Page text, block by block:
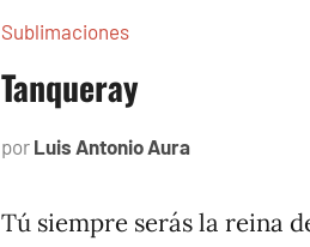
Sublimaciones
Tanqueray
por Luis Antonio Auradiciembre
2022
Tú siempre serás la reina